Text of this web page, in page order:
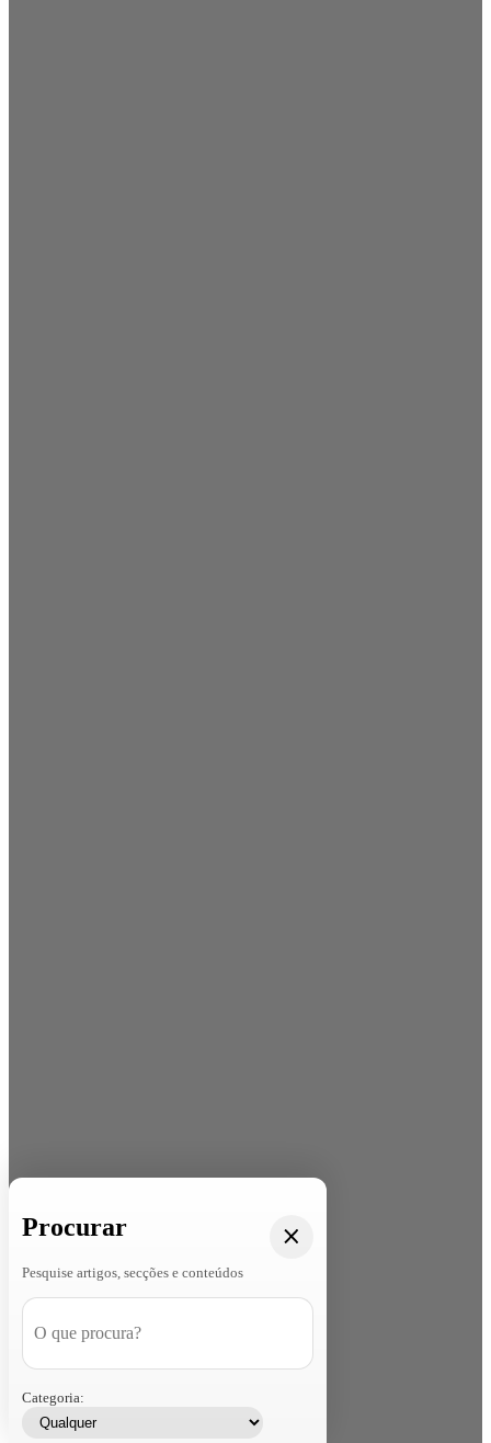
Procurar
Pesquise artigos, secções e conteúdos
Categoria: